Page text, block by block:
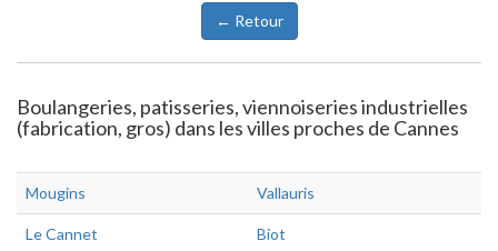
← Retour
Boulangeries, patisseries, viennoiseries industrielles
(fabrication, gros) dans les villes proches de Cannes
Mougins Vallauris
Le Cannet Biot